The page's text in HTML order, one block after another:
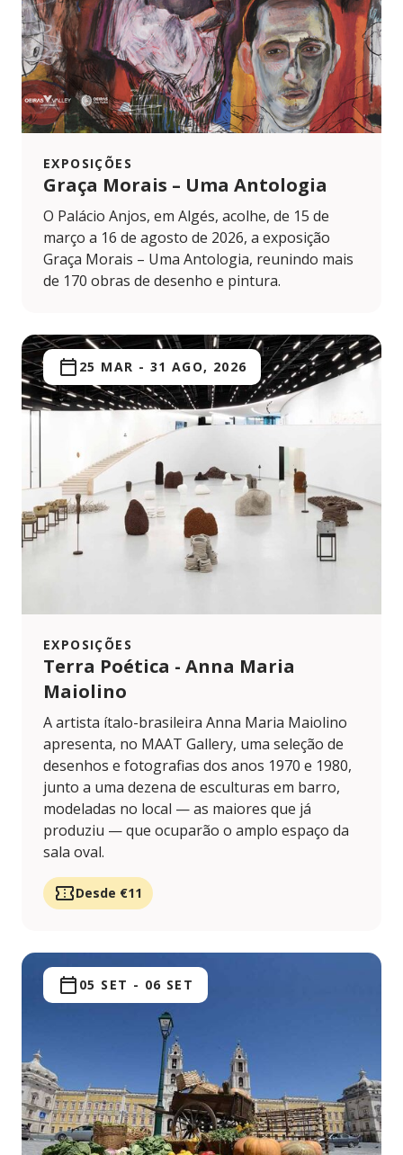
EXPOSIÇÕES
Graça Morais – Uma Antologia
O Palácio Anjos, em Algés, acolhe, de 15 de
março a 16 de agosto de 2026, a exposição
Graça Morais – Uma Antologia, reunindo mais
de 170 obras de desenho e pintura.
EXPOSIÇÕES
Terra Poética - Anna Maria
Maiolino
25 MAR - 31 AGO, 2026
A artista ítalo-brasileira Anna Maria Maiolino
apresenta, no MAAT Gallery, uma seleção de
desenhos e fotografias dos anos 1970 e 1980,
junto a uma dezena de esculturas em barro,
modeladas no local — as maiores que já
produziu — que ocuparão o amplo espaço da
sala oval.
Desde €11
05 SET - 06 SET